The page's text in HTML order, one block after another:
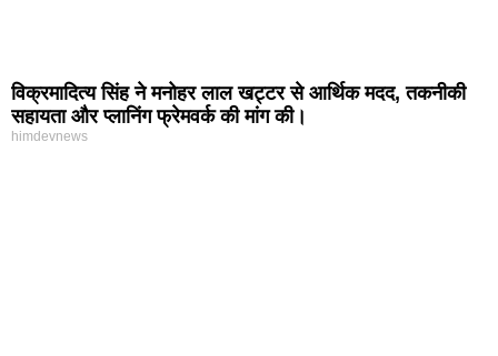
विक्रमादित्य सिंह ने मनोहर लाल खट्टर से आर्थिक मदद, तकनीकी
सहायता और प्लानिंग फ्रेमवर्क की मांग की।
himdevnews